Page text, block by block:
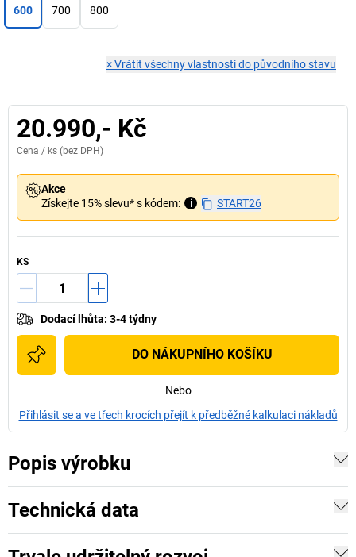
600 700 800
×Vrátit všechny vlastnosti do původního stavu
20.990,- Kč
Cena / ks (bez DPH)
Akce
Získejte 15% slevu* s kódem:
i START26
KS
Dodací lhůta: 3-4 týdny
DO NÁKUPNÍHO KOŠÍKU
Nebo
Přihlásit se a ve třech krocích přejít k předběžné kalkulaci nákladů
Popis výrobku
Technická data